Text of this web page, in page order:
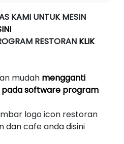
KAMI UNTUK MESIN
RESTORAN KLIK
mudah mengganti
software program
logo icon restoran
dan cafe anda disini